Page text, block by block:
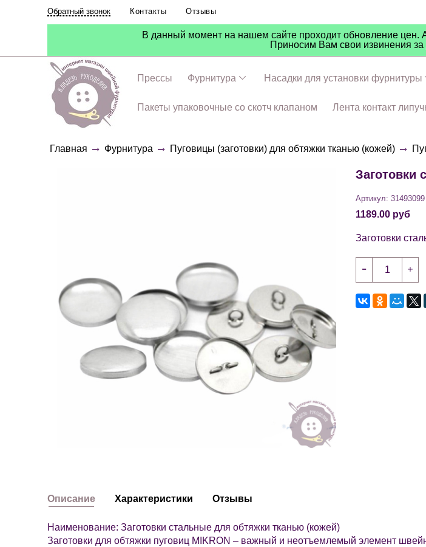
Обратный звонок Контакты Отзывы
В данный момент на нашем сайте проходит обновление цен.
Приносим Вам свои извинения
Прессы Фурнитура Насадки для установки фурнитуры
Пакеты упаковочные со скотч клапаном Лента контакт
Главная Фурнитура Пуговицы (заготовки) для обтяжки тканью (кожей)
Заготовки
Артикул: 31493099
1189.00 руб
Заготовки
Описание
Наименование: Заготовки стальные для обтяжки тканью (кожей)
Заготовки для обтяжки пуговиц MIKRON – важный и неотъемлемый элемент
Характеристики Отзывы